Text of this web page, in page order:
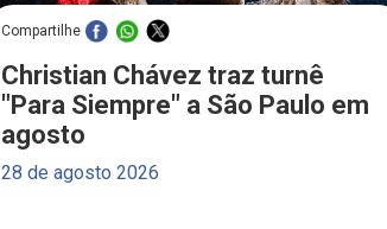
Compartilhe
Christian Chávez traz turnê
"Para Siempre" a São Paulo em
agosto
28 de agosto 2026